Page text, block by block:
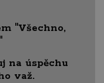
"Všechno,
na úspěchu
važ.